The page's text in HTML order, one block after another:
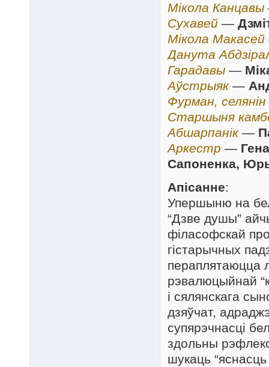
Мікола Канцавы
Сухавей —
Мікола Макасей
Данута
Гарадавы —
Аўстрыяк—
Фурман, селянін
Старшыня
Абшарпанік—
Аркестр —
Сапоненка,
Апісанне:
Упершыню на
“Дзве душы”
філасофскай
гістарычных
пераплятаюцца
рэвалюцыйнай
і сялянскага
дзяўчат,
супярэчнасці
здольны
шукаць